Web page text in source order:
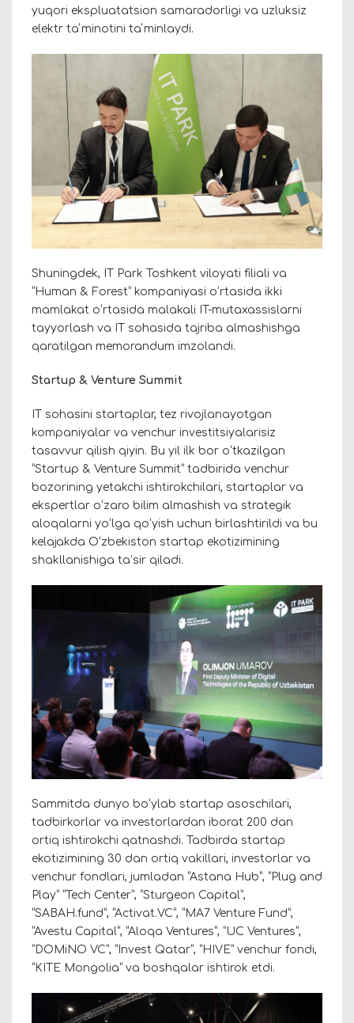
yuqori ekspluatatsion samaradorligi va uzluksiz
elektr taʼminotini taʼminlaydi.
Shuningdek, IT Park Toshkent viloyati filiali va
“Human & Forest” kompaniyasi oʻrtasida ikki
mamlakat oʻrtasida malakali IT-mutaxassislarni
tayyorlash va IT sohasida tajriba almashishga
qaratilgan memorandum imzolandi.
Startup & Venture Summit
IT sohasini startaplar, tez rivojlanayotgan
kompaniyalar va venchur investitsiyalarisiz
tasavvur qilish qiyin. Bu yil ilk bor oʻtkazilgan
“Startup & Venture Summit” tadbirida venchur
bozorining yetakchi ishtirokchilari, startaplar va
ekspertlar oʻzaro bilim almashish va strategik
aloqalarni yoʻlga qoʻyish uchun birlashtirildi va bu
kelajakda O‘zbekiston startap ekotizimining
shakllanishiga ta’sir qiladi.
Sammitda dunyo boʻylab startap asoschilari,
tadbirkorlar va investorlardan iborat 200 dan
ortiq ishtirokchi qatnashdi. Tadbirda startap
ekotizimining 30 dan ortiq vakillari, investorlar va
venchur fondlari, jumladan “Astana Hub”, “Plug and
Play” “Tech Center”, “Sturgeon Capital”,
“SABAH.fund”, “Activat.VC”, “MA7 Venture Fund”,
“Avestu Capital”, “Aloqa Ventures”, “UC Ventures”,
“DOMiNO VC”, “Invest Qatar”, “HIVE” venchur fondi,
“KITE Mongolia” va boshqalar ishtirok etdi.